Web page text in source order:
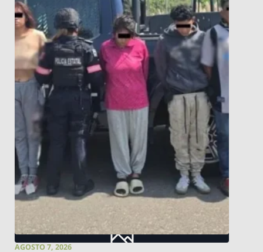
AGOSTO 7, 2026